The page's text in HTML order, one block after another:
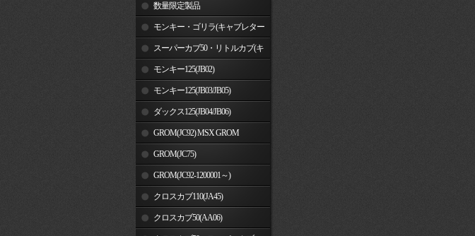
数量限定製品
モンキー・ゴリラ(キャブレター
車) スーパーカブ50・リトルカブ(キ
ャブレター車)
モンキー125(JB02)
モンキー125(JB03/JB05)
ダックス125(JB04/JB06)
GROM(JC92) MSX GROM
GROM(JC75)
GROM(JC92-1200001～)
クロスカブ110(JA45)
クロスカブ50(AA06)